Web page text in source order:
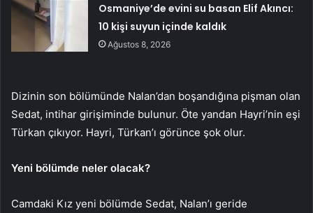
Osmaniye’de evini su basan Elif Akıncı:
10 kişi suyun içinde kaldık
Ağustos 8, 2026
Dizinin son bölümünde Nalan’dan boşandığına pişman olan
Sedat, intihar girişiminde bulunur. Öte yandan Hayri’nin eşi
Türkan çıkıyor. Hayri, Türkan’ı görünce şok olur.
Yeni bölümde neler olacak?
Camdaki Kız yeni bölümde Sedat, Nalan’ı geride